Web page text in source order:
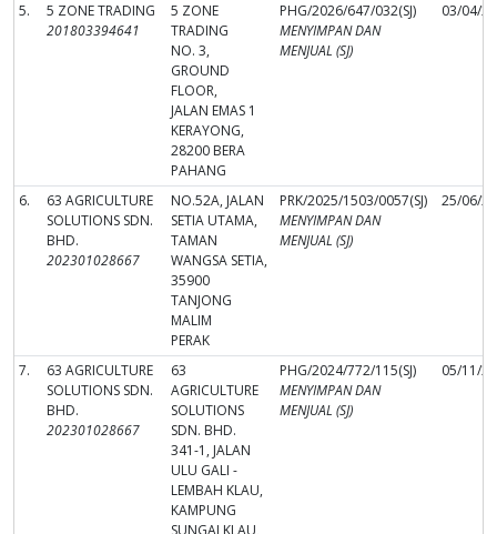
5.
5 ZONE TRADING
201803394641
5 ZONE
TRADING
NO. 3,
GROUND
FLOOR,
JALAN EMAS 1
KERAYONG,
28200 BERA
PAHANG
PHG/2026/647/032(SJ)
MENYIMPAN DAN
MENJUAL (SJ)
03/04/
6.
63 AGRICULTURE
SOLUTIONS SDN.
BHD.
202301028667
NO.52A, JALAN
SETIA UTAMA,
TAMAN
WANGSA SETIA,
35900
TANJONG
MALIM
PERAK
PRK/2025/1503/0057(SJ)
MENYIMPAN DAN
MENJUAL (SJ)
25/06/
7.
63 AGRICULTURE
SOLUTIONS SDN.
BHD.
202301028667
63
AGRICULTURE
SOLUTIONS
SDN. BHD.
341-1, JALAN
ULU GALI -
LEMBAH KLAU,
KAMPUNG
SUNGAI KLAU,
PHG/2024/772/115(SJ)
MENYIMPAN DAN
MENJUAL (SJ)
05/11/